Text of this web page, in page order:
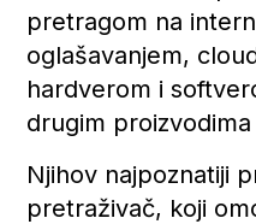
pretragom na
oglašavanjem,
hardverom i
drugim
Njihov najpoznatiji
pretraživač, koji